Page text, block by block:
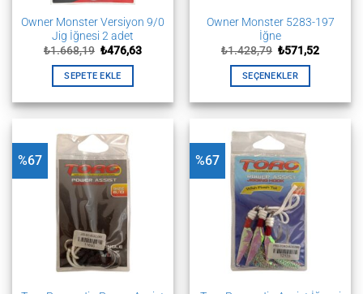
Owner Monster Versiyon 9/0
Jig İğnesi 2 adet
₺1.668,19 Orijinal
₺1.668,19.
₺476,63Şu
SEPETE EKLE
Owner Monster 5283-197
İğne
₺1.428,79 Orijinal
₺1.428,79.
₺571,52Şu
SEÇENEKLER
ürünün
birden
fazla
varyasyonu
var.
Seçenekler
ürün
sayfasından
seçilebilir
%67 %67